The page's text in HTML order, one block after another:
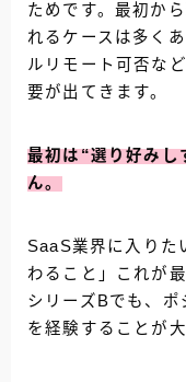
ためです。最初か
れるケースは多く
ルリモート可否な
要が出てきます。
最初は“選り好みし
ん。
SaaS業界に入りた
わること」これが
シリーズBでも、ポ
を経験することが